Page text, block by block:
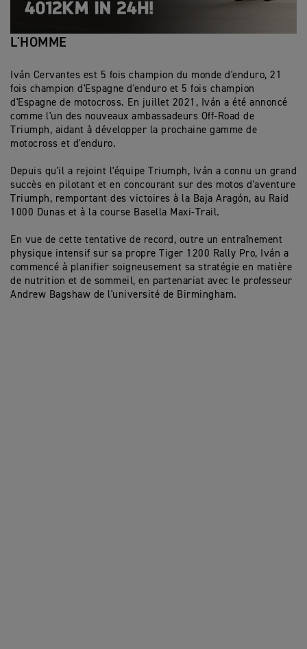
L'HOMME
Iván Cervantes est 5 fois champion du monde d'enduro, 21
fois champion d'Espagne d'enduro et 5 fois champion
d'Espagne de motocross. En juillet 2021, Iván a été annoncé
comme l'un des nouveaux ambassadeurs Off-Road de
Triumph, aidant à développer la prochaine gamme de
motocross et d'enduro.
Depuis qu'il a rejoint l'équipe Triumph, Iván a connu un grand
succès en pilotant et en concourant sur des motos d'aventure
Triumph, remportant des victoires à la Baja Aragón, au Raid
1000 Dunas et à la course Basella Maxi-Trail.
En vue de cette tentative de record, outre un entraînement
physique intensif sur sa propre Tiger 1200 Rally Pro, Iván a
commencé à planifier soigneusement sa stratégie en matière
de nutrition et de sommeil, en partenariat avec le professeur
Andrew Bagshaw de l'université de Birmingham.